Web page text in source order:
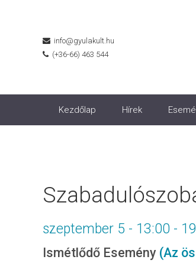
info@gyulakult.hu
(+36-66) 463 544
Kezdőlap Hírek
szeptember 5 - 13:00 -
Ismétlődő Esemény (Az